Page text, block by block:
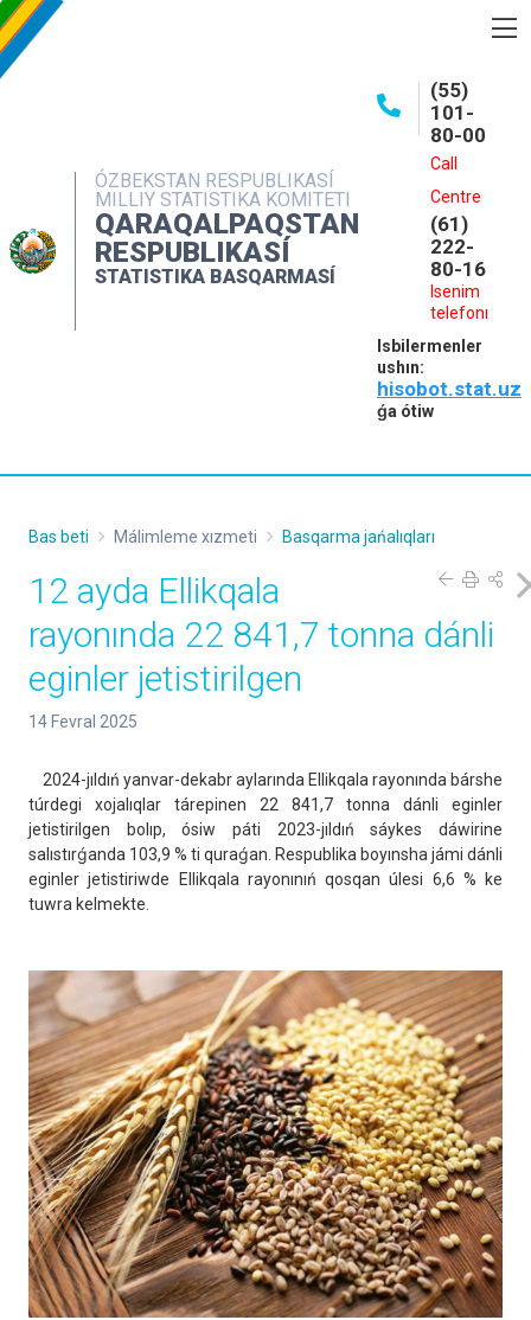
ÓZBEKSTAN RESPUBLIKASÍ
MILLIY STATISTIKA KOMITETI
QARAQALPAQSTAN
RESPUBLIKASÍ
STATISTIKA BASQARMASÍ
(55)
101-
80-00
Call
Centre
(61)
222-
80-16
Isenim
telefonı
Isbilermenler
ushın:
hisobot.stat.uz
ǵa ótiw
INTERAKTIV XIZMETLER
MÁLIMLEME XIZMETI
MÚRÁJAATLAR
Bas beti Málimleme xızmeti Basqarma jańalıqları
12 ayda Ellikqala
rayonında 22 841,7 tonna dánli
eginler jetistirilgen
14 Fevral 2025
2024-jıldıń yanvar-dekabr aylarında Ellikqala rayonında bárshe
túrdegi xojalıqlar tárepinen 22 841,7 tonna dánli eginler
jetistirilgen bolıp, ósiw páti 2023-jıldıń sáykes dáwirine
salıstırǵanda 103,9 % ti quraǵan. Respublika boyınsha jámi dánli
eginler jetistiriwde Ellikqala rayonınıń qosqan úlesi 6,6 % ke
tuwra kelmekte.